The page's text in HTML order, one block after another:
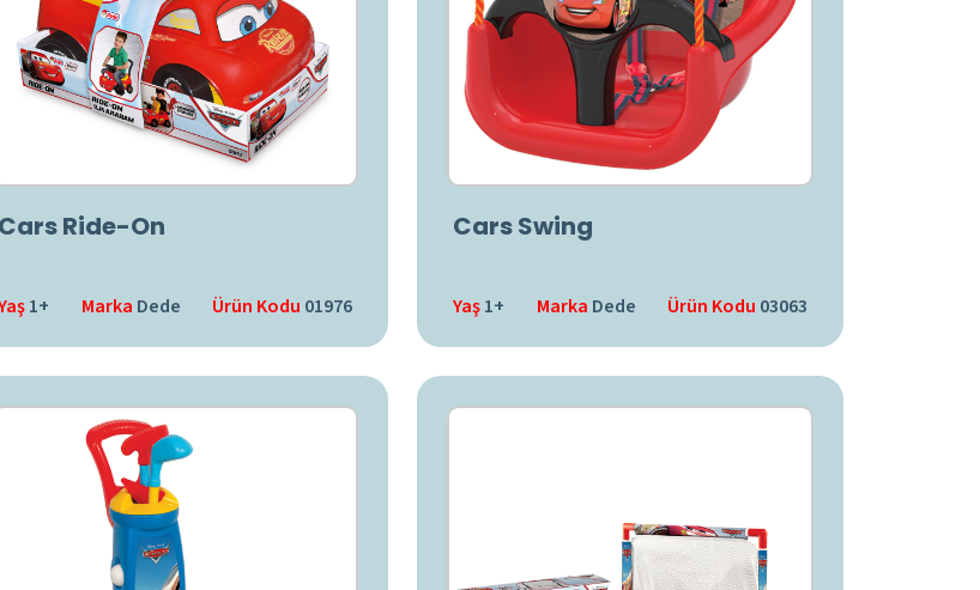
Cars Ride-On
1+ Marka Dede Ürün Kodu 01976
Cars Swing
Yaş1+ Marka Dede Ürün Kodu 03063